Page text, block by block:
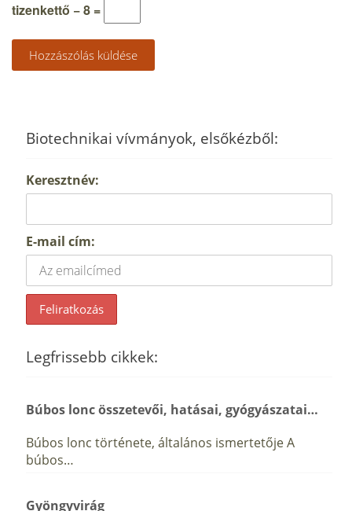
tizenkettő − 8 =
Biotechnikai vívmányok, elsőkézből:
Keresztnév:
E-mail cím:
Legfrissebb cikkek:
Búbos lonc összetevői, hatásai, gyógyászatai…
Búbos lonc története, általános ismertetője A
búbos…
Gyöngyvirág